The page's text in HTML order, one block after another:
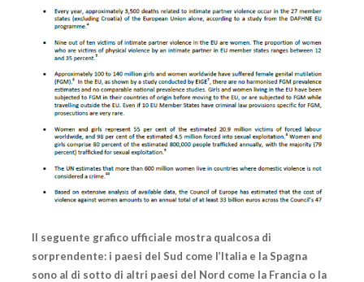
Il seguente grafico ufficiale mostra qualcosa di
sorprendente: i paesi del Sud come l’Italia e la Spagna
sono al di sotto di altri paesi del Nord come la Francia o la